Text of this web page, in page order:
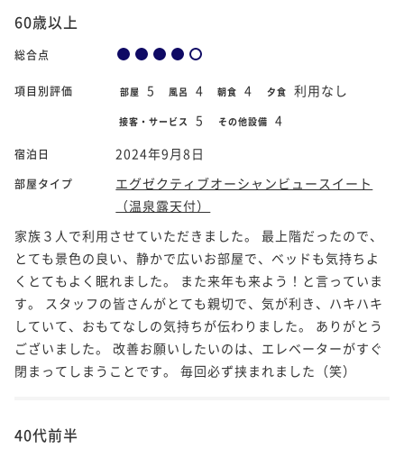
60歳以上
総合点
項目別評価 部屋 5 風呂 4 朝食 4 夕食 利用なし
接客・サービス 5 その他設備 4
宿泊日 2024年9月8日
部屋タイプ
エグゼクティブオーシャンビュースイート
（温泉露天付）
家族３人で利用させていただきました。 最上階だったので、
とても景色の良い、静かで広いお部屋で、ベッドも気持ちよ
くとてもよく眠れました。 また来年も来よう！と言っていま
す。 スタッフの皆さんがとても親切で、気が利き、ハキハキ
していて、おもてなしの気持ちが伝わりました。 ありがとう
ございました。 改善お願いしたいのは、エレベーターがすぐ
閉まってしまうことです。 毎回必ず挟まれました（笑）
40代前半